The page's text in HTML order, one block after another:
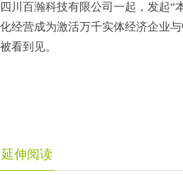
四川百瀚科技有限公司一起，发起“
化经营成为激活万千实体经济企业
被看到见。
延伸阅读